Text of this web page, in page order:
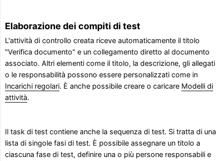
Elaborazione dei compiti di test
L'attività di controllo creata riceve automaticamente il titolo
"Verifica documento" e un collegamento diretto al documento
associato. Altri elementi come il titolo, la descrizione, gli allegati
o le responsabilità possono essere personalizzati come in
Incarichi regolari. È anche possibile creare o caricare Modelli di
attività.
Il task di test contiene anche la sequenza di test. Si tratta di una
lista di singole fasi di test. È possibile assegnare un titolo a
ciascuna fase di test, definire una o più persone responsabili e